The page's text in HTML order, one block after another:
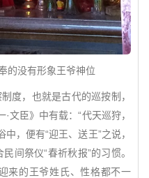
的没有形象王爷神位
，也就是古代的巡按制，
文臣》中有载：“代天巡狩，
，便有“迎王、送王”之说，
间祭仪“春祈秋报”的习惯。
来的王爷姓氏、性格都不一